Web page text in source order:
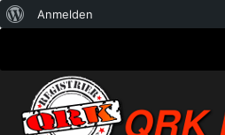
Über
Anmelden